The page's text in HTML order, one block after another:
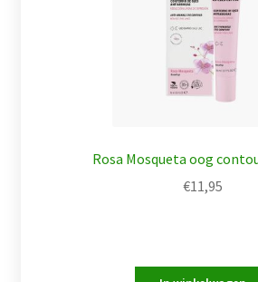
Rosa Mosqueta oog
€11,95